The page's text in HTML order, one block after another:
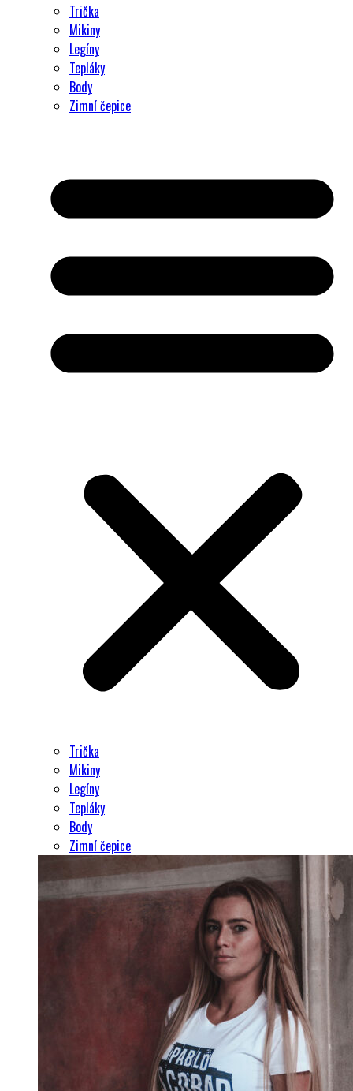
Trička
Mikiny
Legíny
Tepláky
Body
Zimní čepice
Trička
Mikiny
Legíny
Tepláky
Body
Zimní čepice